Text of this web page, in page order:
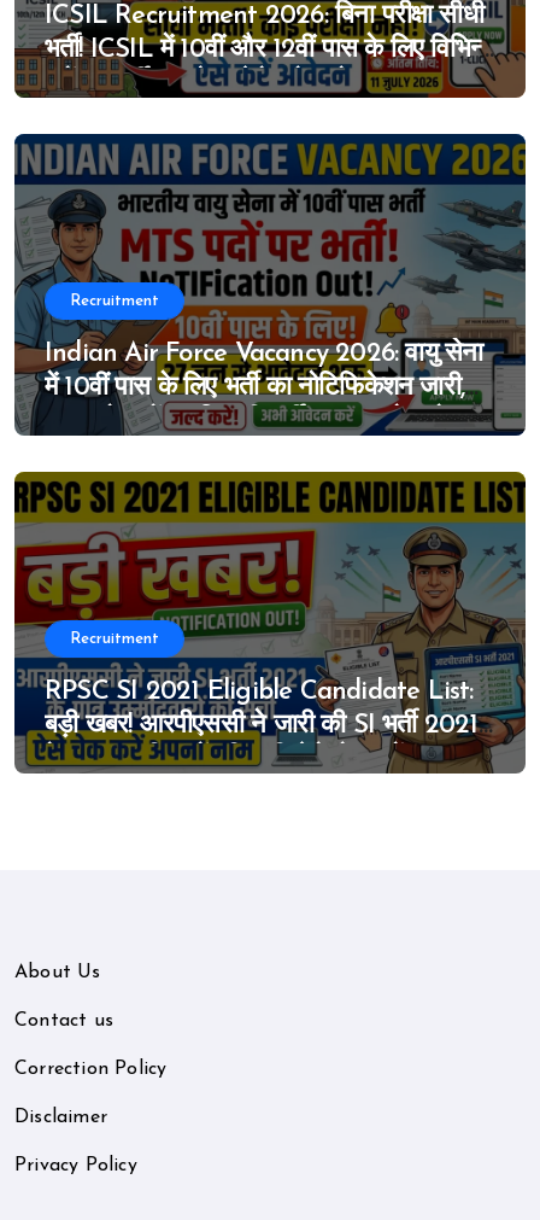
ICSIL Recruitment 2026: बिना परीक्षा सीधी
भर्ती! ICSIL में 10वीं और 12वीं पास के लिए विभिन्न
पदों पर भर्ती का मौका, ऐसे करे आवेदन
Recruitment
Indian Air Force Vacancy 2026: वायु सेना
में 10वीं पास के लिए भर्ती का नोटिफिकेशन जारी,
MTS के पदों पर निकली भर्ती, 27 जून से आवेदन
Recruitment
RPSC SI 2021 Eligible Candidate List:
बड़ी खबर! आरपीएससी ने जारी की SI भर्ती 2021
के पात्र उम्मीदवारों की सूची, ऐसे चेक करें अपना
About Us
Contact us
Correction Policy
Disclaimer
Privacy Policy